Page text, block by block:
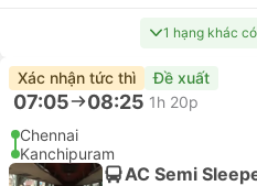
1 hạng khác
Xác nhận tức thì Đề xuất
07:05 08:25 1h 20p
Chennai
Kanchipuram
AC Semi